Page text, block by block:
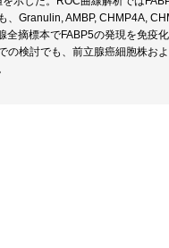
Granulin, AMBP, CHMP4A,
摘標本でFABP5の発現を免疫
検討でも、前立腺癌細胞株お